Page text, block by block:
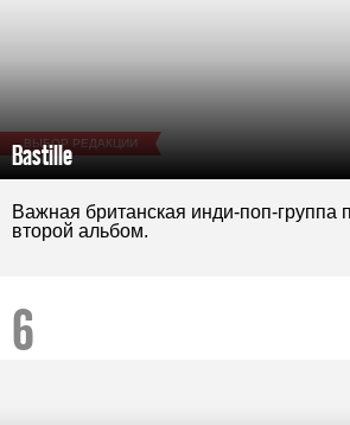
ВЫБОР РЕДАКЦИИ
Bastille
Важная британская инди-поп-группа
второй альбом.